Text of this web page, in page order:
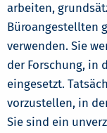
arbeiten,
Büroangestellten
verwenden. Sie
der Forschung, in
eingesetzt.
vorzustellen, in
Sie sind ein